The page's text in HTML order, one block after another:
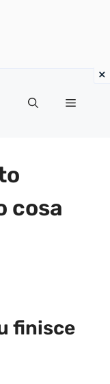
Menu
cosa
finisce